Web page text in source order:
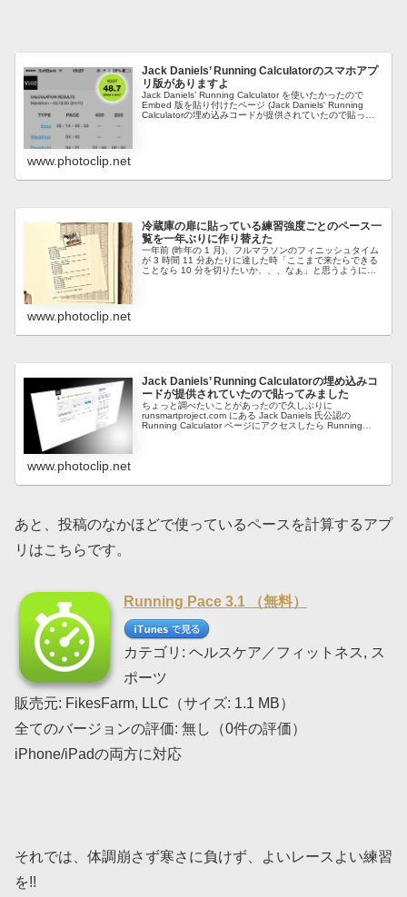
Jack Daniels’ Running Calculatorのスマホアプ
リ版がありますよ
Jack Daniels’ Running Calculator を使いたかったので
Embed 版を貼り付けたページ (Jack Daniels' Running
Calculatorの埋め込みコードが提供されていたので貼って
www.photoclip.net
冷蔵庫の扉に貼っている練習強度ごとのペース一
覧を一年ぶりに作り替えた
一年前 (昨年の 1 月)、フルマラソンのフィニッシュタイム
が 3 時間 11 分あたりに達した時「ここまで来たらできる
ことなら 10 分を切りたいか、、、なぁ」と思うようにな
www.photoclip.net
Jack Daniels’ Running Calculatorの埋め込みコ
ードが提供されていたので貼ってみました
ちょっと調べたいことがあったので久しぶりに
runsmartproject.com にある Jack Daniels 氏公認の
Running Calculator ページにアクセスしたら Running
www.photoclip.net
あと、投稿のなかほどで使っているペースを計算するアプ
リはこちらです。
Running Pace 3.1 （無料）
カテゴリ: ヘルスケア／フィットネス, ス
ポーツ
販売元: FikesFarm, LLC（サイズ: 1.1 MB）
全てのバージョンの評価: 無し（0件の評価）
iPhone/iPadの両方に対応
それでは、体調崩さず寒さに負けず、よいレースよい練習
を!!